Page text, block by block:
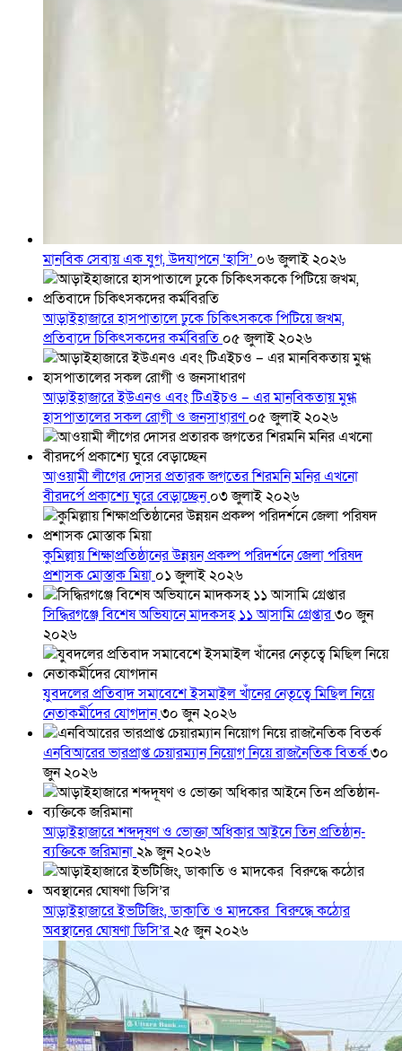
মানবিক সেবায় এক যুগ, উদযাপনে ‘হাসি’ ০৬ জুলাই ২০২৬
আড়াইহাজারে হাসপাতালে ঢুকে চিকিৎসককে পিটিয়ে জখম,
প্রতিবাদে চিকিৎসকদের কর্মবিরতি ০৫ জুলাই ২০২৬
আড়াইহাজারে ইউএনও এবং টিএইচও – এর মানবিকতায় মুগ্ধ
হাসপাতালের সকল রোগী ও জনসাধারণ০৫ জুলাই ২০২৬
আওয়ামী লীগের দোসর প্রতারক জগতের শিরমনি মনির এখনো
বীরদর্পে প্রকাশ্যে ঘুরে বেড়াচ্ছেন০৩ জুলাই ২০২৬
কুমিল্লায় শিক্ষাপ্রতিষ্ঠানের উন্নয়ন প্রকল্প পরিদর্শনে জেলা পরিষদ
প্রশাসক মোস্তাক মিয়া ০১ জুলাই ২০২৬
সিদ্ধিরগঞ্জে বিশেষ অভিযানে মাদকসহ ১১ আসামি গ্রেপ্তার৩০ জুন
২০২৬
যুবদলের প্রতিবাদ সমাবেশে ইসমাইল খাঁনের নেতৃত্বে মিছিল নিয়ে
নেতাকর্মীদের যোগদান৩০ জুন ২০২৬
এনবিআরের ভারপ্রাপ্ত চেয়ারম্যান নিয়োগ নিয়ে রাজনৈতিক বিতর্ক৩০
জুন ২০২৬
আড়াইহাজারে শব্দদূষণ ও ভোক্তা অধিকার আইনে তিন প্রতিষ্ঠান-
ব্যক্তিকে জরিমানা২৯ জুন ২০২৬
আড়াইহাজারে ইভটিজিং, ডাকাতি ও মাদকের বিরুদ্ধে কঠোর
অবস্থানের ঘোষণা ডিসি’র২৫ জুন ২০২৬